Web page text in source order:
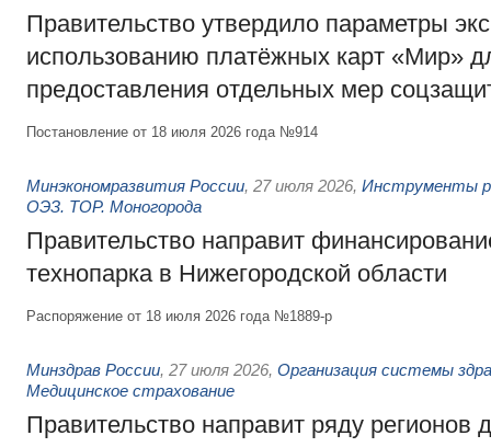
Правительство утвердило параметры
использованию платёжных карт «Мир»
предоставления отдельных мер
Постановление от 18 июля 2026 года №914
Минэкономразвития России, 27 июля 2026, Инструменты
ОЭЗ. ТОР. Моногорода
Правительство направит
технопарка в Нижегородской области
Распоряжение от 18 июля 2026 года №1889-р
Минздрав России, 27 июля 2026, Организация системы
Медицинское страхование
Правительство направит ряду регионов